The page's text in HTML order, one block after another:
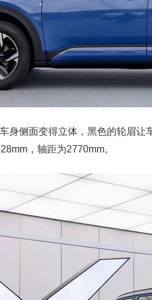
身侧面变得立体，黑色的轮眉
，轴距为2770mm。